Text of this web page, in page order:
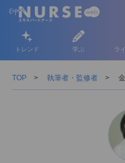
トレンド 学ぶ ラ
TOP 執筆者・監修者